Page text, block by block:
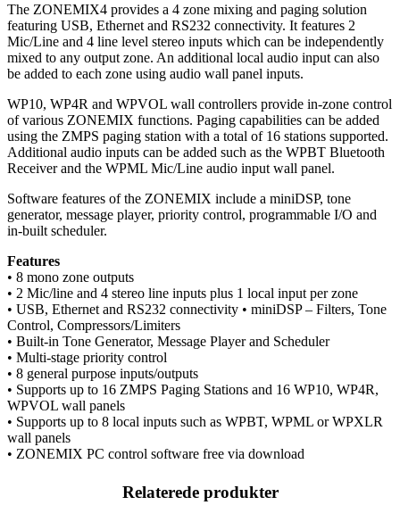
The ZONEMIX4 provides a 4 zone mixing and paging solution
featuring USB, Ethernet and RS232 connectivity. It features 2
Mic/Line and 4 line level stereo inputs which can be independently
mixed to any output zone. An additional local audio input can also
be added to each zone using audio wall panel inputs.
WP10, WP4R and WPVOL wall controllers provide in-zone control
of various ZONEMIX functions. Paging capabilities can be added
using the ZMPS paging station with a total of 16 stations supported.
Additional audio inputs can be added such as the WPBT Bluetooth
Receiver and the WPML Mic/Line audio input wall panel.
Software features of the ZONEMIX include a miniDSP, tone
generator, message player, priority control, programmable I/O and
in-built scheduler.
Features
• 8 mono zone outputs
• 2 Mic/line and 4 stereo line inputs plus 1 local input per zone
• USB, Ethernet and RS232 connectivity • miniDSP – Filters, Tone
Control, Compressors/Limiters
• Built-in Tone Generator, Message Player and Scheduler
• Multi-stage priority control
• 8 general purpose inputs/outputs
• Supports up to 16 ZMPS Paging Stations and 16 WP10, WP4R,
WPVOL wall panels
• Supports up to 8 local inputs such as WPBT, WPML or WPXLR
wall panels
• ZONEMIX PC control software free via download
Relaterede produkter